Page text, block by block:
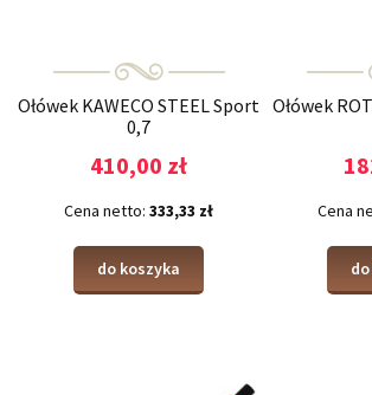
Ołówek KAWECO STEEL Sport
0,7
410,00 zł
Cena netto: 333,33 zł
do koszyka
Ołówek
Cena